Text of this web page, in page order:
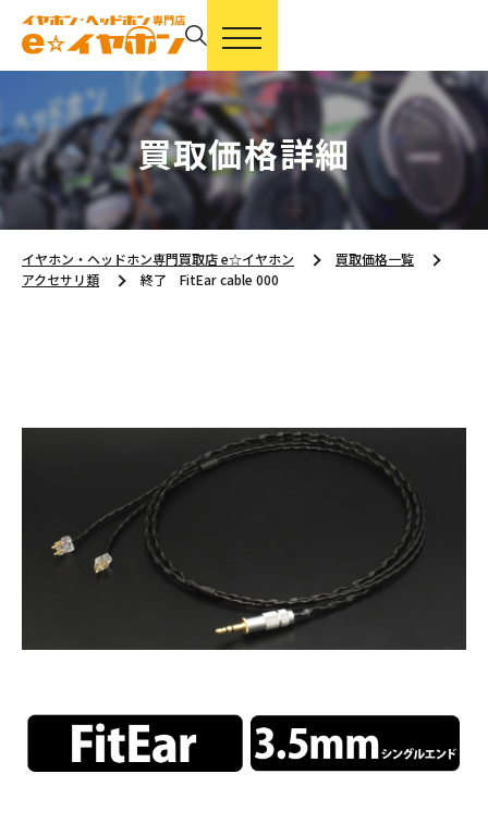
買取価格詳細
イヤホン・ヘッドホン専門買取店 e☆イヤホン
買取価格一覧
アクセサリ類
終了 FitEar cable 000